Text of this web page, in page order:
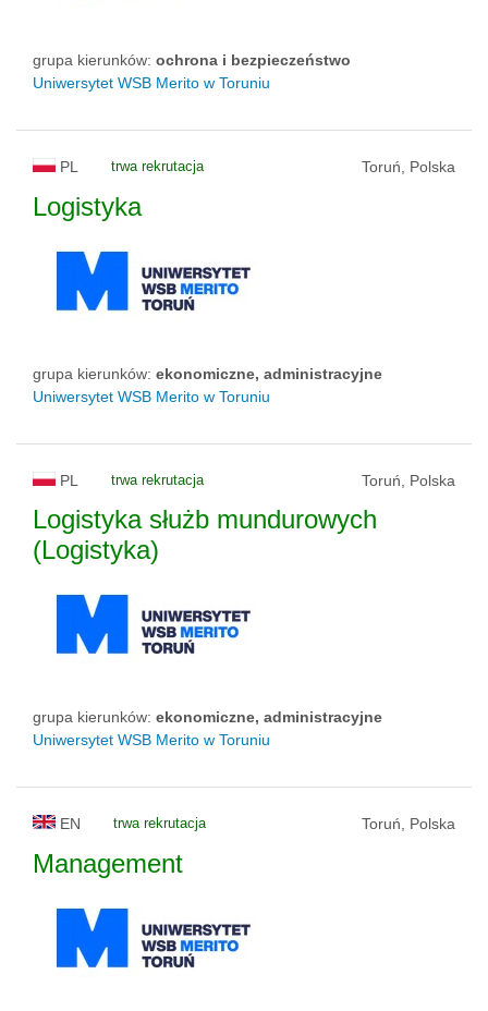
grupa kierunków: ochrona i bezpieczeństwo
Uniwersytet WSB Merito w Toruniu
PL trwa rekrutacja Toruń, Polska
Logistyka
grupa kierunków: ekonomiczne, administracyjne
Uniwersytet WSB Merito w Toruniu
PL trwa rekrutacja Toruń, Polska
Logistyka służb mundurowych
(Logistyka)
grupa kierunków: ekonomiczne, administracyjne
Uniwersytet WSB Merito w Toruniu
EN trwa rekrutacja Toruń, Polska
Management